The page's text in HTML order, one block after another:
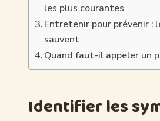
les plus courantes
Entretenir pour prévenir :
sauvent
Quand faut-il appeler un
Identifier les